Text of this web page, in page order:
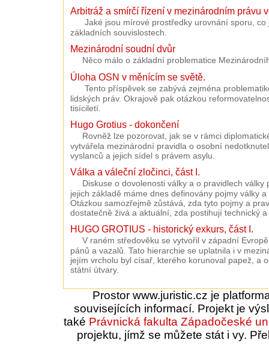
Arbitráž a smírčí řízení v mezinárodním právu
Jaké jsou mírové prostředky urovnání sporu,
základních souvislostech.
Mezinárodní soudní dvůr
Něco málo o základní problematice
Úloha OSN v měnícím se světě.
Tento příspěvek se zabývá zejména
lidských práv. Okrajově pak otázkou
tisíciletí.
Hugo Grotius - dokončení
Rovněž lze pozorovat, jak se v rámci
vytvářela mezinárodní pravidla o osobní
vyslanců a jejich sídel s právem asylu.
Válka a váleční zločinci, část I.
Diskuse o dovolenosti války a o pravidlech
jejich základě máme dnes definovány pojmy války
Otázkou samozřejmě zůstává, zda tyto pojmy a
dostatečně živá a aktuální, zda postihují technický
HUGO GROTIUS - historický exkurs, část I.
V raném středověku se vytvořil v západní
pánů a vazalů. Tato hierarchie se uplatnila i v
jejím vrcholu byl císař, kterého korunoval papež, a
státní útvary.
Prostor www.juristic.cz je
souvisejících informací. Projekt je
také Právnická fakulta Západočeské
projektu, jímž se můžete stát i vy.